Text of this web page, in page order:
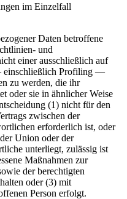
im Einzelfall
Daten betroffene
und
einer ausschließlich auf
einschließlich Profiling —
zu werden, die ihr
oder sie in ähnlicher Weise
(1) nicht für den
zwischen der
erforderlich ist, oder
Union oder der
unterliegt, zulässig ist
Maßnahmen zur
der berechtigten
oder (3) mit
Person erfolgt.